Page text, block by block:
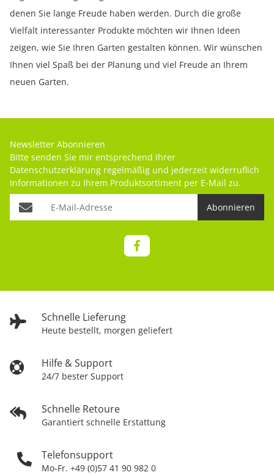
denen Sie lange Freude haben werden. Durch die große
Vielfalt interessanter Produkte möchten wir Ihnen Ideen
zeigen, wie Sie Ihren Garten gestalten können. Wir wünschen
Ihnen viel Spaß bei der Planung und viel Freude an Ihrem
neuen Garten.
Schnelle Lieferung
Heute bestellt, morgen geliefert
Hilfe & Support
24/7 bester Support
Schnelle Retoure
Garantiert schnelle Erstattung
Telefonsupport
Mo-Fr. +49 (0)57 41 90 982 0
Newsletter Abonnieren
Bitte senden Sie mir entsprechend Ihrer
Datenschutzerklärung regelmäßig und jederzeit widerruflich
Informationen zu Ihrem Produktsortiment per E-Mail zu.
Abonnieren